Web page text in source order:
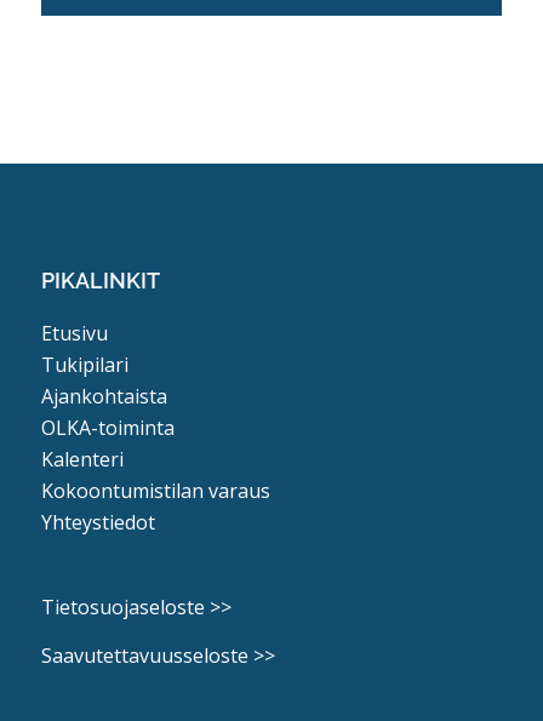
PIKALINKIT
Etusivu
Tukipilari
Ajankohtaista
OLKA-toiminta
Kalenteri
Kokoontumistilan varaus
Yhteystiedot
Tietosuojaseloste >>
Saavutettavuusseloste >>